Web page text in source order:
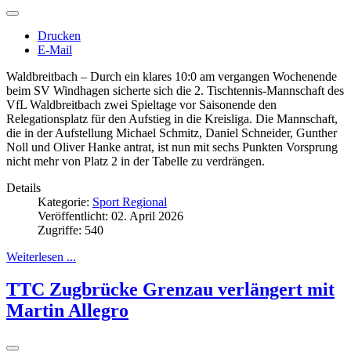
Drucken
E-Mail
Waldbreitbach – Durch ein klares 10:0 am vergangen Wochenende
beim SV Windhagen sicherte sich die 2. Tischtennis-Mannschaft des
VfL Waldbreitbach zwei Spieltage vor Saisonende den
Relegationsplatz für den Aufstieg in die Kreisliga. Die Mannschaft,
die in der Aufstellung Michael Schmitz, Daniel Schneider, Gunther
Noll und Oliver Hanke antrat, ist nun mit sechs Punkten Vorsprung
nicht mehr von Platz 2 in der Tabelle zu verdrängen.
Details
Kategorie: Sport Regional
Veröffentlicht: 02. April 2026
Zugriffe: 540
Weiterlesen ...
TTC Zugbrücke Grenzau verlängert mit
Martin Allegro